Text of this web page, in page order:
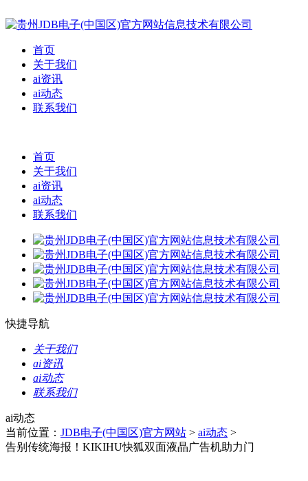
首页
关于我们
ai资讯
ai动态
联系我们
首页
关于我们
ai资讯
ai动态
联系我们
快捷导航
关于我们
ai资讯
ai动态
联系我们
ai动态
当前位置： JDB电子(中国区)官方网站 > ai动态 >
告别传统海报！KIKIHU快狐双面液晶广告机助力门